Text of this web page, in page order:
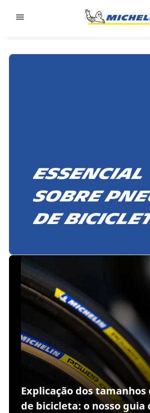
Essencial
sobre
de
Explicação dos tamanhos
de bicicleta: o nosso guia